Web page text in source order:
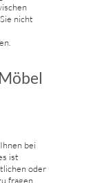
nicht
bei
ist
oder
fragen.